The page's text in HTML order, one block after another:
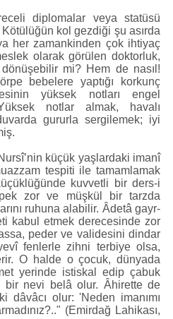
diplomalar veya statüsü
kol gezdiği şu asırda
her zamankinden çok ihtiyaç
olarak görülen doktorluk,
dönüşebilir mi? Hem de nasıl!
bebelere yaptığı korkunç
yüksek notları engel
notlar almak, havalı
gururla sergilemek; iyi
küçük yaşlardaki imanî
tespiti ile tamamlamak
kuvvetli bir ders-i
zor ve müşkül bir tarzda
ruhuna alabilir. Âdetâ gayr-
kabul etmek derecesinde zor
peder ve validesini dindar
fenlerle zihni terbiye olsa,
O halde o çocuk, dünyada
yerinde istiskal edip çabuk
nevi belâ olur. Âhirette de
dâvâcı olur: 'Neden imanımı
(Emirdağ Lahikası,